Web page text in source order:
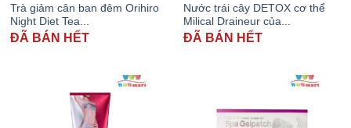
Trà giảm cân ban đêm Orihiro
Night Diet Tea...
ĐÃ BÁN HẾT
Nước trái cây DETOX cơ thể
Milical Draineur của...
ĐÃ BÁN HẾT